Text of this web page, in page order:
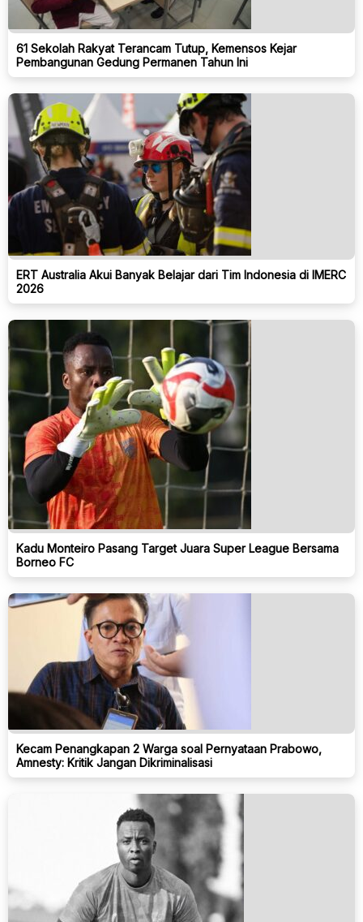
61 Sekolah Rakyat Terancam Tutup, Kemensos Kejar
Pembangunan Gedung Permanen Tahun Ini
ERT Australia Akui Banyak Belajar dari Tim Indonesia di IMERC
2026
Kadu Monteiro Pasang Target Juara Super League Bersama
Borneo FC
Kecam Penangkapan 2 Warga soal Pernyataan Prabowo,
Amnesty: Kritik Jangan Dikriminalisasi